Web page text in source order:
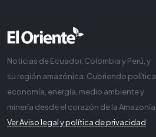
Noticias de Ecuador, Colombia y Perú, y
su región amazónica. Cubriendo política,
economía, energía, medio ambiente y
minería desde el corazón de la Amazonía
Ver Aviso legal y política de privacidad